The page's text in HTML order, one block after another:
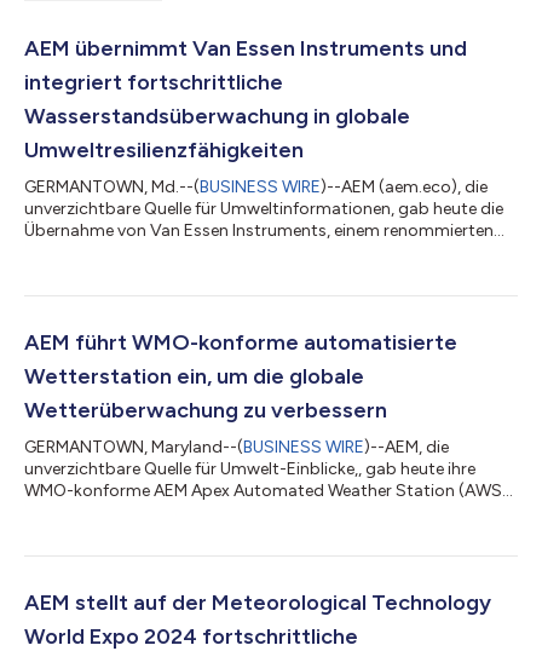
AEM übernimmt Van Essen Instruments und
integriert fortschrittliche
Wasserstandsüberwachung in globale
Umweltresilienzfähigkeiten
GERMANTOWN, Md.--(BUSINESS WIRE)--AEM (aem.eco), die
unverzichtbare Quelle für Umweltinformationen, gab heute die
Übernahme von Van Essen Instruments, einem renommierten
integriert AEM die robusten Sensor-Hardwarelösungen,
Datenmanagement-Tools von Van Essen in die AEM-
einheitliche Lösung...
AEM führt WMO-konforme automatisierte
Wetterstation ein, um die globale
Wetterüberwachung zu verbessern
GERMANTOWN, Maryland--(BUSINESS WIRE)--AEM, die
unverzichtbare Quelle für Umwelt-Einblicke,, gab heute ihre
WMO-konforme AEM Apex Automated Weather Station (AWS)
strengen Standards der World Meteorological Organization
Wetterüberwachung anzugehen, bietet die WMO-konforme
AWS eine beispiellose Genauigkeit und Leistu...
AEM stellt auf der Meteorological Technology
World Expo 2024 fortschrittliche